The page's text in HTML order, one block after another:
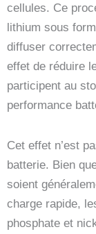
cellules. Ce
lithium sous
diffuser
effet de réduire
participent au
performance
Cet effet n’est
batterie. Bien
soient
charge rapide,
phosphate et